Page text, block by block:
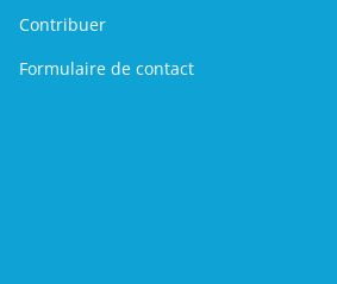
Contribuer
Formulaire de contact